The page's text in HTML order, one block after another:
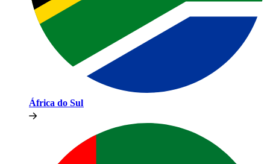
África do Sul​​